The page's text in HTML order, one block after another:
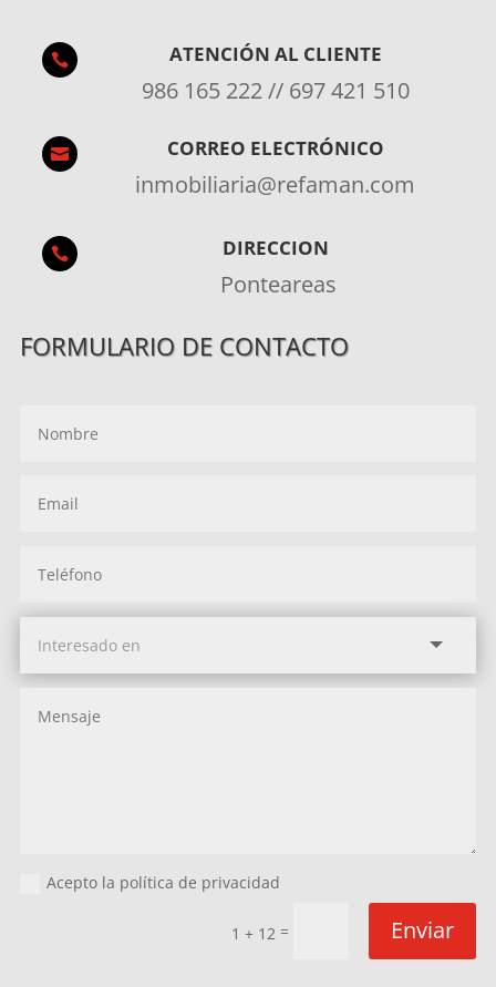
 ATENCIÓN AL CLIENTE
986 165 222 // 697 421 510
 CORREO ELECTRÓNICO
inmobiliaria@refaman.com
 DIRECCION
Ponteareas
FORMULARIO DE CONTACTO
Acepto la política de privacidad
1 + 12 = Enviar